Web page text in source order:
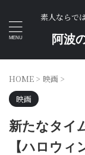
素人ならで
阿波
HOME > 映画 >
映画
新たなタイ
【ハロウ